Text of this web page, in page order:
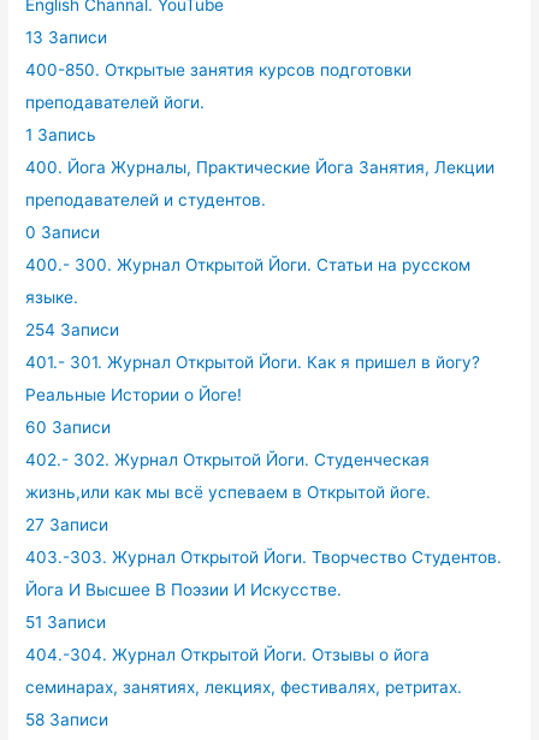
English Channal. YouTube
13 Записи
400-850. Открытые занятия курсов подготовки
преподавателей йоги.
1 Запись
400. Йога Журналы, Практические Йога Занятия, Лекции
преподавателей и студентов.
0 Записи
400.- 300. Журнал Открытой Йоги. Статьи на русском
языке.
254 Записи
401.- 301. Журнал Открытой Йоги. Как я пришел в йогу?
Реальные Истории о Йоге!
60 Записи
402.- 302. Журнал Открытой Йоги. Студенческая
жизнь,или как мы всё успеваем в Открытой йоге.
27 Записи
403.-303. Журнал Открытой Йоги. Творчество Студентов.
Йога И Высшее В Поэзии И Искусстве.
51 Записи
404.-304. Журнал Открытой Йоги. Отзывы о йога
семинарах, занятиях, лекциях, фестивалях, ретритах.
58 Записи